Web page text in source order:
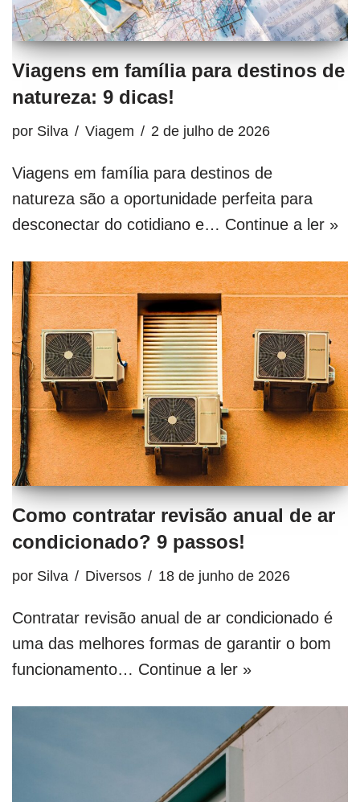
Viagens em família para destinos de
natureza: 9 dicas!
por Silva Viagem 2 de julho de 2026
Viagens em família para destinos de
natureza são a oportunidade perfeita para
desconectar do cotidiano e… Continue a ler »
Como contratar revisão anual de ar
condicionado? 9 passos!
por Silva Diversos 18 de junho de 2026
Contratar revisão anual de ar condicionado é
uma das melhores formas de garantir o bom
funcionamento… Continue a ler »